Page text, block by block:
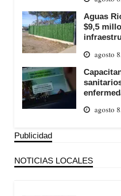
Aguas
$9,5
agosto
agosto
Publicidad
NOTICIAS LOCALES